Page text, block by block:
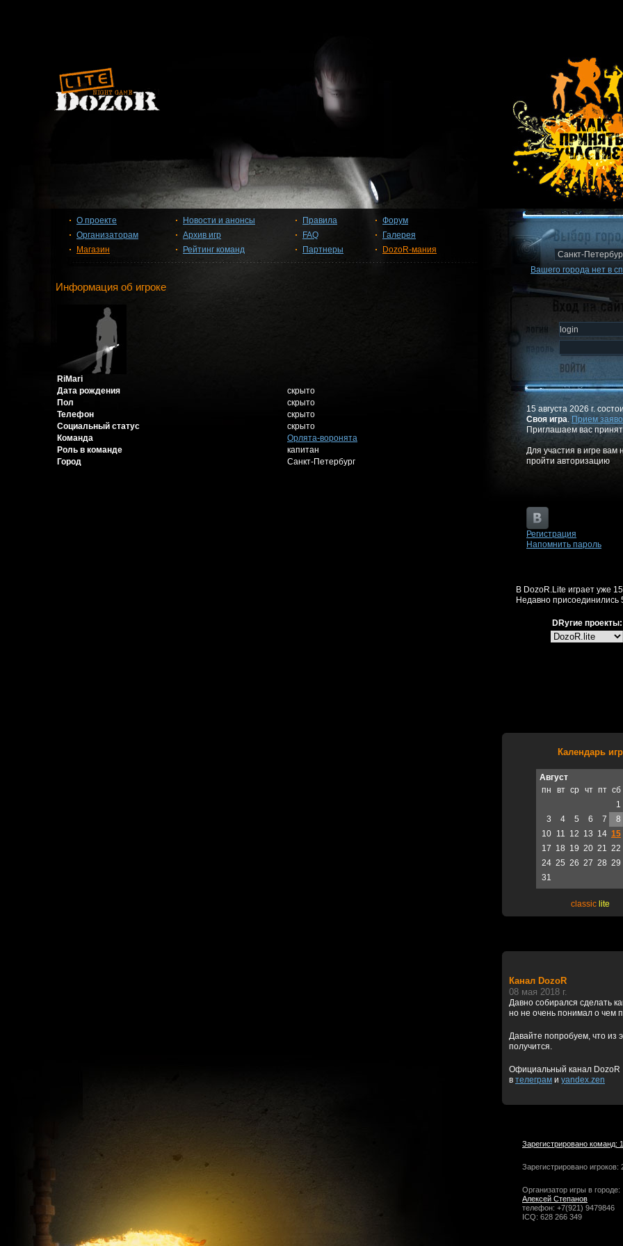
О проекте
Организаторам
Магазин
Новости и анонсы
Архив игр
Рейтинг команд
Правила
FAQ
Партнеры
Форум
Галерея
DozoR-мания
Информация об игроке
RiMari
Дата рождения
скрыто
Пол
скрыто
Телефон
скрыто
Социальный статус
скрыто
Команда
Орлята-воронята
Роль в команде
капитан
Город
Санкт-Петербург
Вашего города нет в
15 августа 2026 г.
Своя игра. Прием
Приглашаем вас
Для участия в игре вам
пройти авторизацию
Регистрация
Напомнить пароль
В DozoR.Lite играет уже
Недавно присоединились
DRугие проекты:
Календарь игр
Август
пн
вт ср чт пт сб
1
3
4 5 6 7 8
10 11 12 13 14 15
17 18 19 20 21 22
24 25 26 27 28 29
31
classic lite
Канал DozoR
08 мая 2018 г.
Давно собирался сделать
но не очень понимал о чем
Давайте попробуем, что из
получится.
Официальный канал DozoR
в телеграм и yandex.zen
Зарегистрировано команд:
Зарегистрировано игроков:
Организатор игры в городе:
Алексей Степанов
телефон: +7(921) 9479846
ICQ: 628 266 349